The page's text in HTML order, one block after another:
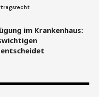
im Krankenhaus:
entscheidet